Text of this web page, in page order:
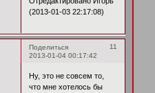
(2013-01-03 22:17:08)
Поделиться
11
2013-01-04 00:17:42
Ну, это не совсем то,
что мне хотелось бы